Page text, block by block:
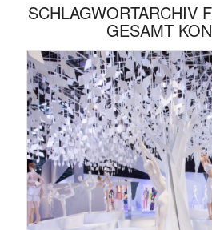
SCHLAGWORTARCHIV
GESAMT